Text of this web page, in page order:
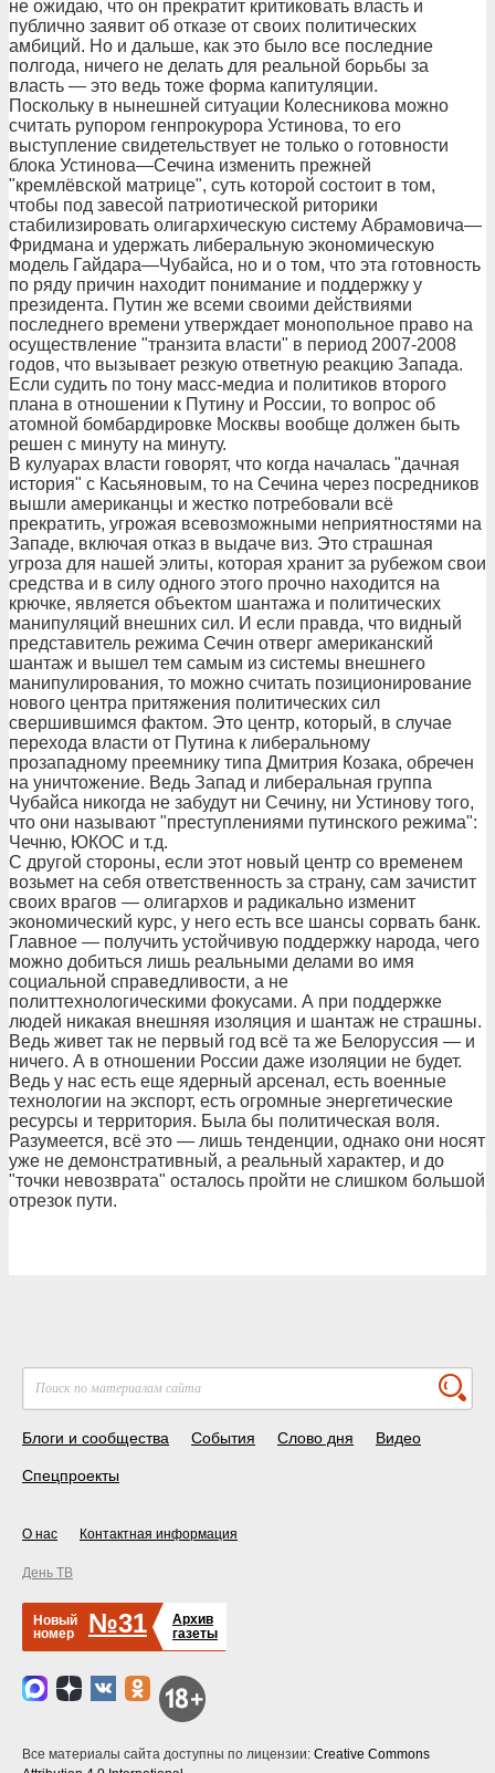
не ожидаю, что он прекратит критиковать власть и
публично заявит об отказе от своих политических
амбиций. Но и дальше, как это было все последние
полгода, ничего не делать для реальной борьбы за
власть — это ведь тоже форма капитуляции.
Поскольку в нынешней ситуации Колесникова можно
считать рупором генпрокурора Устинова, то его
выступление свидетельствует не только о готовности
блока Устинова—Сечина изменить прежней
"кремлёвской матрице", суть которой состоит в том,
чтобы под завесой патриотической риторики
стабилизировать олигархическую систему Абрамовича—
Фридмана и удержать либеральную экономическую
модель Гайдара—Чубайса, но и о том, что эта готовность
по ряду причин находит понимание и поддержку у
президента. Путин же всеми своими действиями
последнего времени утверждает монопольное право на
осуществление "транзита власти" в период 2007-2008
годов, что вызывает резкую ответную реакцию Запада.
Если судить по тону масс-медиа и политиков второго
плана в отношении к Путину и России, то вопрос об
атомной бомбардировке Москвы вообще должен быть
решен с минуту на минуту.
В кулуарах власти говорят, что когда началась "дачная
история" с Касьяновым, то на Сечина через посредников
вышли американцы и жестко потребовали всё
прекратить, угрожая всевозможными неприятностями на
Западе, включая отказ в выдаче виз. Это страшная
угроза для нашей элиты, которая хранит за рубежом свои
средства и в силу одного этого прочно находится на
крючке, является объектом шантажа и политических
манипуляций внешних сил. И если правда, что видный
представитель режима Сечин отверг американский
шантаж и вышел тем самым из системы внешнего
манипулирования, то можно считать позиционирование
нового центра притяжения политических сил
свершившимся фактом. Это центр, который, в случае
перехода власти от Путина к либеральному
прозападному преемнику типа Дмитрия Козака, обречен
на уничтожение. Ведь Запад и либеральная группа
Чубайса никогда не забудут ни Сечину, ни Устинову того,
что они называют "преступлениями путинского режима":
Чечню, ЮКОС и т.д.
С другой стороны, если этот новый центр со временем
возьмет на себя ответственность за страну, сам зачистит
своих врагов — олигархов и радикально изменит
экономический курс, у него есть все шансы сорвать банк.
Главное — получить устойчивую поддержку народа, чего
можно добиться лишь реальными делами во имя
социальной справедливости, а не
политтехнологическими фокусами. А при поддержке
людей никакая внешняя изоляция и шантаж не страшны.
Ведь живет так не первый год всё та же Белоруссия — и
ничего. А в отношении России даже изоляции не будет.
Ведь у нас есть еще ядерный арсенал, есть военные
технологии на экспорт, есть огромные энергетические
ресурсы и территория. Была бы политическая воля.
Разумеется, всё это — лишь тенденции, однако они носят
уже не демонстративный, а реальный характер, и до
"точки невозврата" осталось пройти не слишком большой
отрезок пути.
Блоги и сообщества События Слово дня Видео
Спецпроекты
О нас Контактная информация
День ТВ
Новый
номер
№31
Архив
газеты
Все материалы сайта доступны по лицензии: Creative Commons